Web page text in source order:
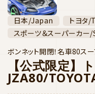
日本/Japan
トヨタ
スポーツ＆スーパーカ
ボンネット開閉！名車80スー
【公式限定】
JZA80/